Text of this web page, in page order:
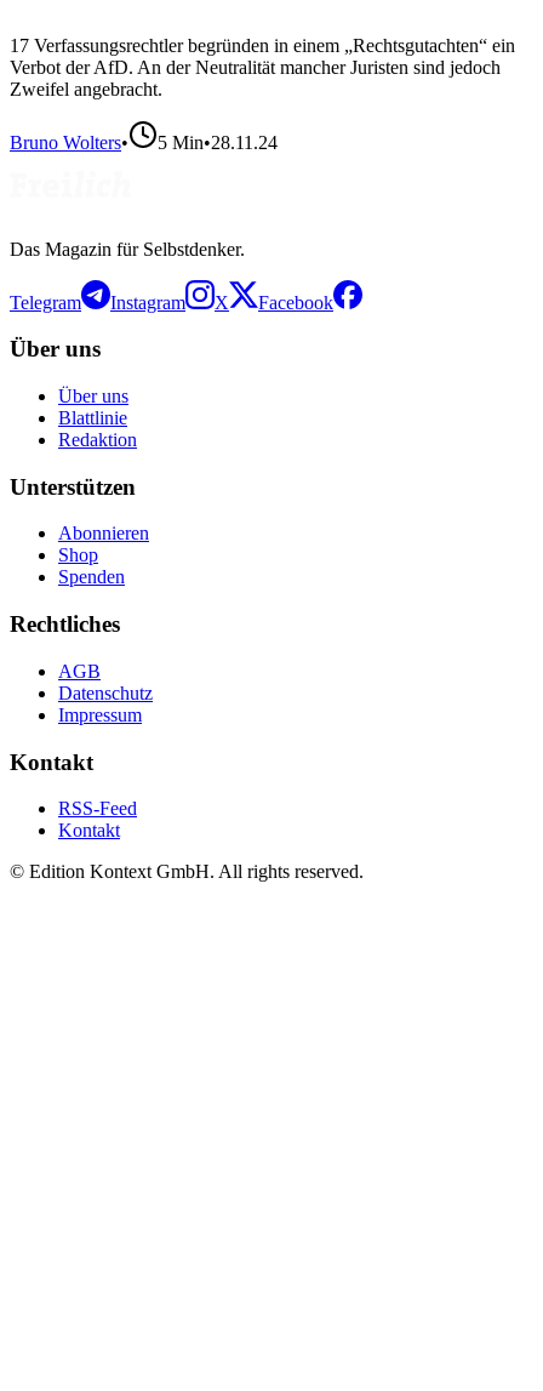
17 Verfassungsrechtler begründen in einem „Rechtsgutachten“ ein
Verbot der AfD. An der Neutralität mancher Juristen sind jedoch
Zweifel angebracht.
Bruno Wolters• 5 Min•28.11.24
Das Magazin für Selbstdenker.
Telegram Instagram X Facebook
Über uns
Über uns
Blattlinie
Redaktion
Unterstützen
Abonnieren
Shop
Spenden
Rechtliches
AGB
Datenschutz
Impressum
Kontakt
RSS-Feed
Kontakt
© Edition Kontext GmbH. All rights reserved.